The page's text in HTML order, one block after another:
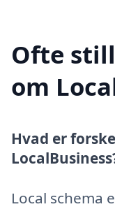
Ofte
om
Hvad er
Local schema